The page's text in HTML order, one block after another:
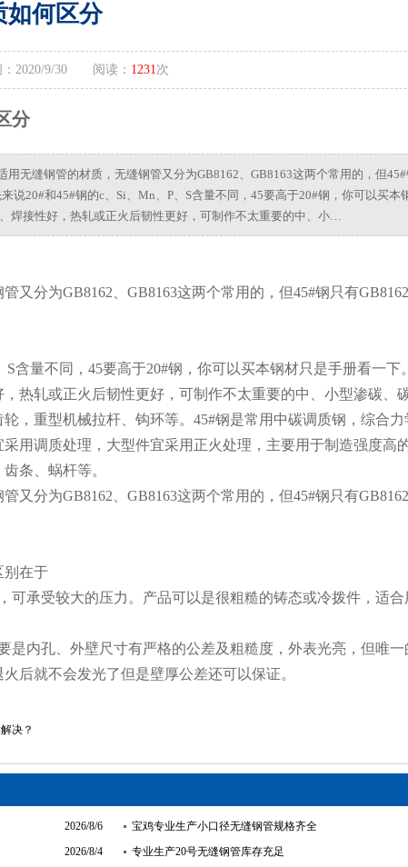
如何区分
2020/9/30 阅读： 1231次
分
无缝钢管的材质，无缝钢管又分为GB8162、GB8163这两个常用的，但
说20#和45#钢的c、Si、Mn、P、S含量不同，45要高于20#钢，你可以买本
焊接性好，热轧或正火后韧性更好，可制作不太重要的中、小…
又分为GB8162、GB8163这两个常用的，但45#钢只有
S含量不同，45要高于20#钢，你可以买本钢材只是手册看一下
热轧或正火后韧性更好，可制作不太重要的中、小型渗碳、
，重型机械拉杆、钩环等。45#钢是常用中碳调质钢，综合力
用调质处理，大型件宜采用正火处理，主要用于制造强度高
条、蜗杆等。
又分为GB8162、GB8163这两个常用的，但45#钢只有
别在于
可承受较大的压力。产品可以是很粗糙的铸态或冷拨件，适合
是内孔、外壁尺寸有严格的公差及粗糙度，外表光亮，但唯
后就不会发光了但是壁厚公差还可以保证。
决？
2026/8/6
宝鸡专业生产小口径无缝钢管规格齐全
2026/8/4
专业生产20号无缝钢管库存充足